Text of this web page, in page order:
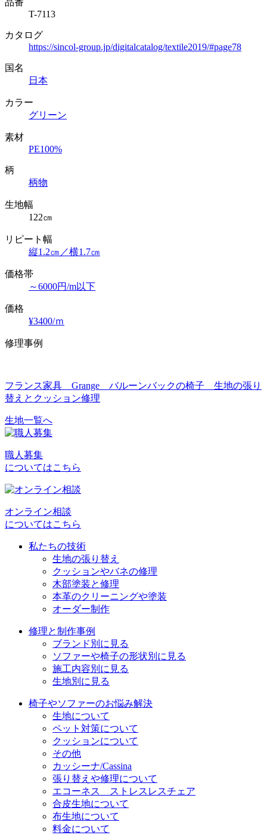
品番
T-7113
カタログ
https://sincol-group.jp/digitalcatalog/textile2019/#page78
国名
日本
カラー
グリーン
素材
PE100%
柄
柄物
生地幅
122㎝
リピート幅
縦1.2㎝／横1.7㎝
価格帯
～6000円/m以下
価格
¥3400/ｍ
修理事例
フランス家具 Grange バルーンバックの椅子 生地の張り
替えとクッション修理
投
ナ
ビ
ー
生地一覧へ
職人募集
についてはこちら
オンライン相談
についてはこちら
私たちの技術
生地の張り替え
クッションやバネの修理
木部塗装と修理
本革のクリーニングや塗装
オーダー制作
修理と制作事例
ブランド別に見る
ソファーや椅子の形状別に見る
施工内容別に見る
生地別に見る
椅子やソファーのお悩み解決
生地について
ペット対策について
クッションについて
その他
カッシーナ/Cassina
張り替えや修理について
エコーネス ストレスレスチェア
合皮生地について
布生地について
料金について